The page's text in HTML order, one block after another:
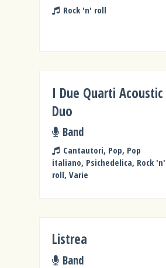
Rock 'n' roll
I Due Quarti Acoustic
Duo
Band
Cantautori, Pop, Pop
italiano, Psichedelica, Rock 'n'
roll, Varie
Listrea
Band